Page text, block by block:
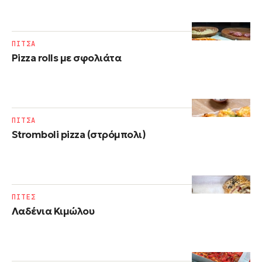
Pizza rolls με σφολιάτα
ΠΙΤΣΑ
Stromboli pizza (στρόμπολι)
ΠΙΤΣΑ
Λαδένια Κιμώλου
ΠΙΤΕΣ